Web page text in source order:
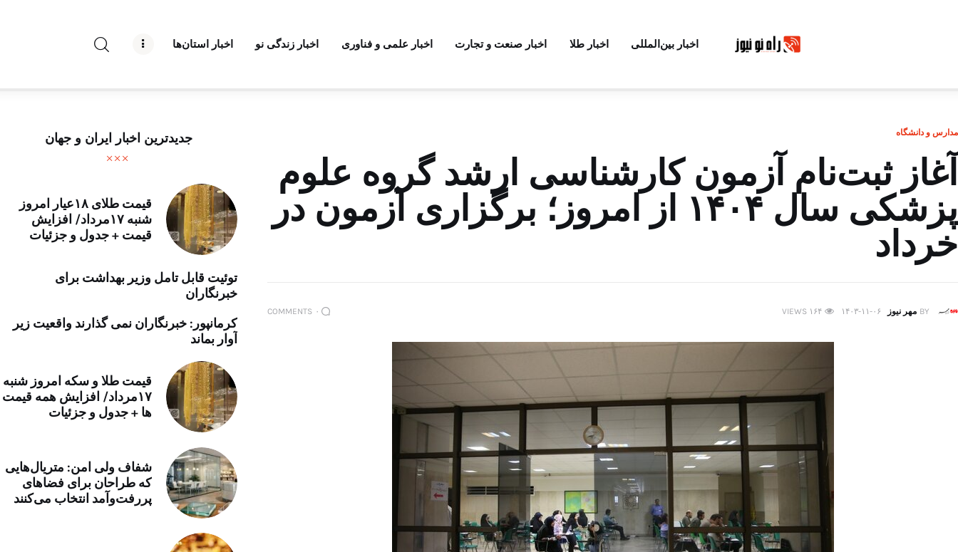
اخبار بین‌المللی اخبار طلا اخبار صنعت و تجارت اخبار علمی و فناوری اخبار زندگی نو اخبار استان‌ها
درباره راه‌ نو نیوز
آوین دیلی
خرید موتور ایمپلنت
مدارس و دانشگاه
آغاز ثبت‌نام آزمون کارشناسی ارشد گروه علوم
پزشکی سال ۱۴۰۴ از امروز؛ برگزاری آزمون در
خرداد
BY مهر نیوز ۱۴۰۳-۱۱-۰۶ ۱۶۴ VIEWS ۰ COMMENTS
جدیدترین اخبار ایران و جهان
قیمت طلای ۱۸عیار امروز
شنبه ۱۷مرداد/ افزایش
قیمت + جدول و جزئیات
توئیت قابل تامل وزیر بهداشت برای
خبرنگاران
کرمانپور: خبرنگاران نمی گذارند واقعیت زیر
آوار بماند
قیمت طلا و سکه امروز شنبه
۱۷مرداد/ افزایش همه قیمت
ها + جدول و جزئیات
شفاف ولی امن: متریال‌هایی
که طراحان برای فضاهای
پررفت‌وآمد انتخاب می‌کنند